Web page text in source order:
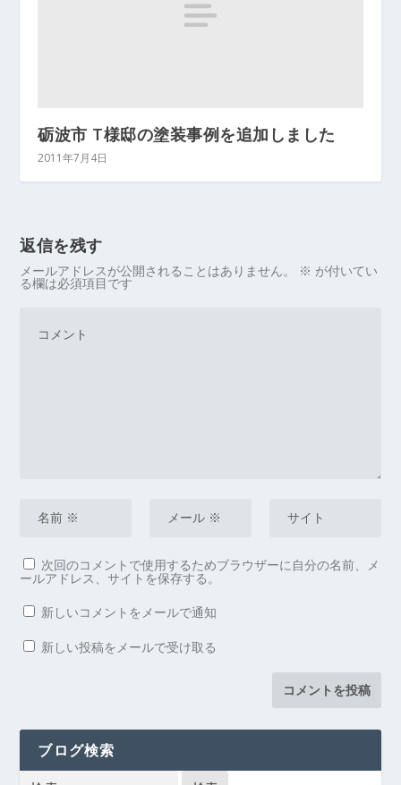
砺波市 T様邸の塗装事例を追加しました
2011年7月4日
返信を残す
メールアドレスが公開されることはありません。 ※ が付いてい
る欄は必須項目です
次回のコメントで使用するためブラウザーに自分の名前、メ
ールアドレス、サイトを保存する。
新しいコメントをメールで通知
新しい投稿をメールで受け取る
ブログ検索